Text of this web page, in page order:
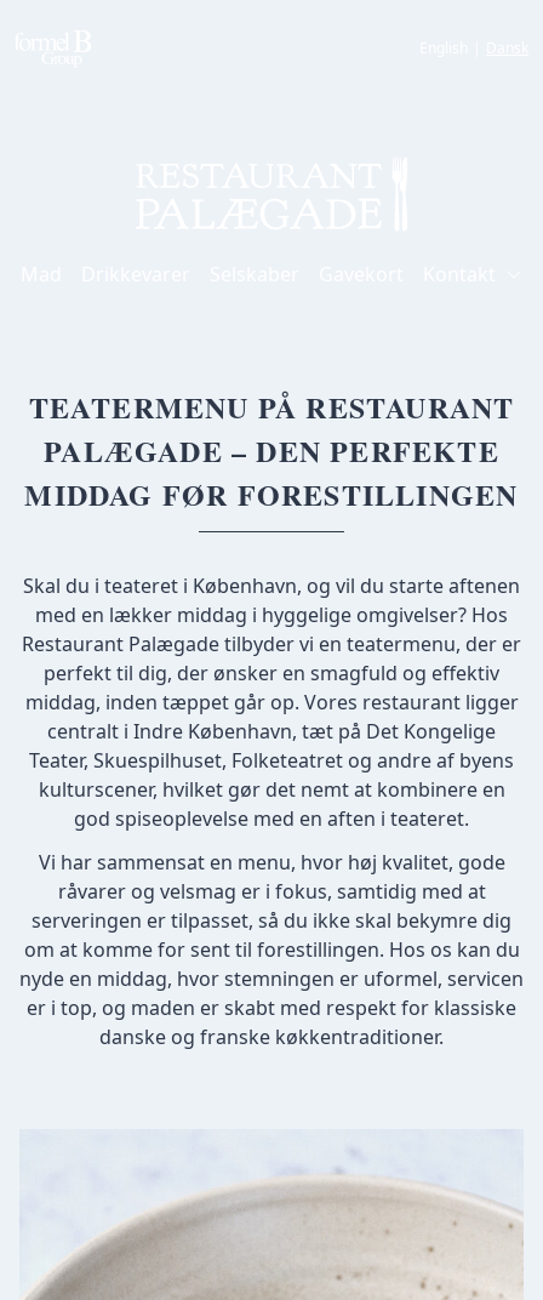
TEATERMENU PÅ RESTAURANT
PALÆGADE – DEN PERFEKTE
MIDDAG FØR FORESTILLINGEN
Skal du i teateret i København, og vil du starte aftenen
med en lækker middag i hyggelige omgivelser? Hos
Restaurant Palægade tilbyder vi en teatermenu, der er
perfekt til dig, der ønsker en smagfuld og effektiv
middag, inden tæppet går op. Vores restaurant ligger
centralt i Indre København, tæt på Det Kongelige
Teater, Skuespilhuset, Folketeatret og andre af byens
kulturscener, hvilket gør det nemt at kombinere en
god spiseoplevelse med en aften i teateret.
Vi har sammensat en menu, hvor høj kvalitet, gode
råvarer og velsmag er i fokus, samtidig med at
serveringen er tilpasset, så du ikke skal bekymre dig
om at komme for sent til forestillingen. Hos os kan du
nyde en middag, hvor stemningen er uformel, servicen
er i top, og maden er skabt med respekt for klassiske
danske og franske køkkentraditioner.